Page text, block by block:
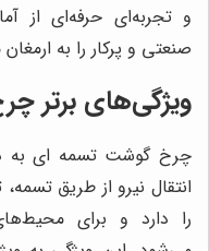
و تجربه‌ای حرفه‌ای از
صنعتی و پرکار را به
ویژگی‌های برتر
چرخ گوشت تسمه ای به
انتقال نیرو از طریق
را دارد و برای